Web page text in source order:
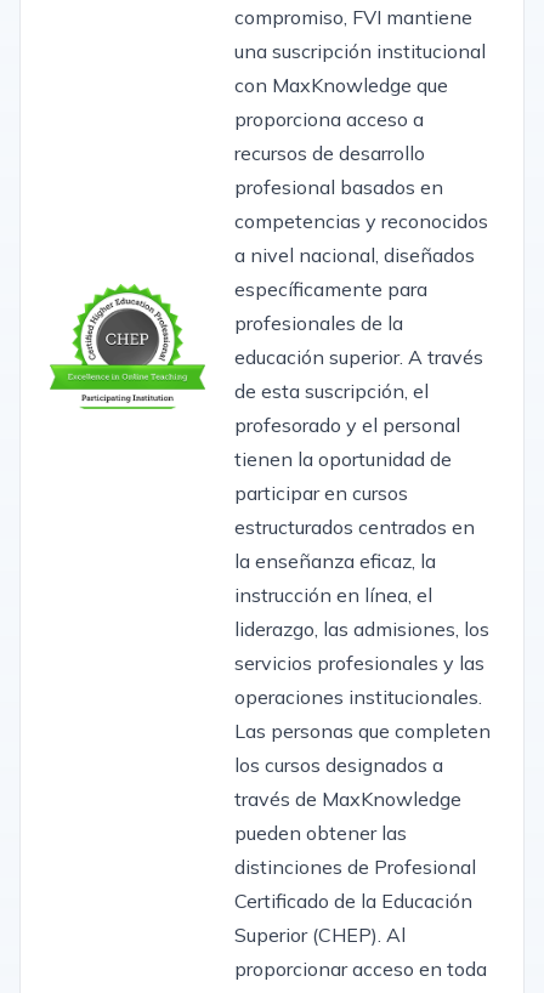
compromiso, FVI mantiene
una suscripción institucional
con MaxKnowledge que
proporciona acceso a
recursos de desarrollo
profesional basados en
competencias y reconocidos
a nivel nacional, diseñados
específicamente para
profesionales de la
educación superior. A través
de esta suscripción, el
profesorado y el personal
tienen la oportunidad de
participar en cursos
estructurados centrados en
la enseñanza eficaz, la
instrucción en línea, el
liderazgo, las admisiones, los
servicios profesionales y las
operaciones institucionales.
Las personas que completen
los cursos designados a
través de MaxKnowledge
pueden obtener las
distinciones de Profesional
Certificado de la Educación
Superior (CHEP). Al
proporcionar acceso en toda